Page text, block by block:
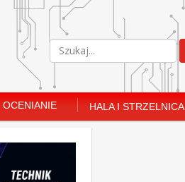
OCENIANIE HALA I STRZELNICA